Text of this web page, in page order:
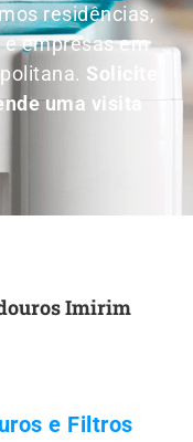
residências,
empresas em
Solicite
uma visita
Imirim
e Filtros